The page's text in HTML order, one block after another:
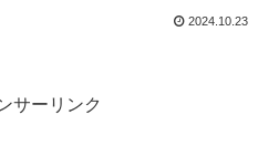
2024.10.23
サーリンク